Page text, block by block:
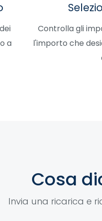
a
Controlla gli
l'importo che
Cosa
Invia una ricarica e